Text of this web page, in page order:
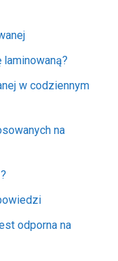
w codziennym
na
odporna na